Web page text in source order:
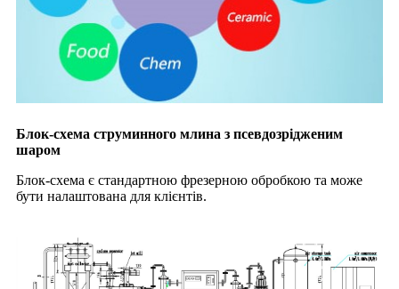
Блок-схема струминного млина з псевдозрідженим
шаром
Блок-схема є стандартною фрезерною обробкою та може
бути налаштована для клієнтів.